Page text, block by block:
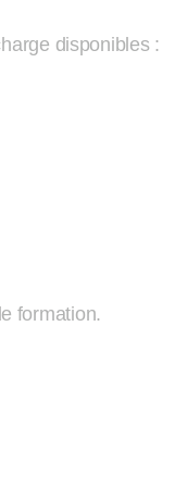
disponibles :
formation.